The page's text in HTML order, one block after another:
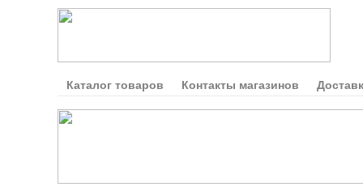
Каталог товаров Контакты магазинов